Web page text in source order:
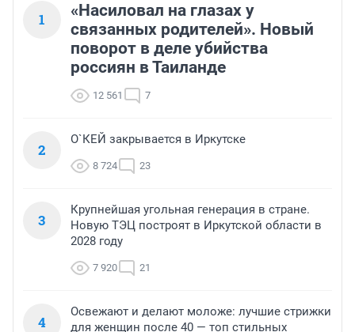
1
«Насиловал на глазах у
связанных родителей». Новый
поворот в деле убийства
россиян в Таиланде
12 561 7
2
О`КЕЙ закрывается в Иркутске
8 724 23
3
Крупнейшая угольная генерация в стране.
Новую ТЭЦ построят в Иркутской области в
2028 году
7 920 21
4
Освежают и делают моложе: лучшие стрижки
для женщин после 40 — топ стильных